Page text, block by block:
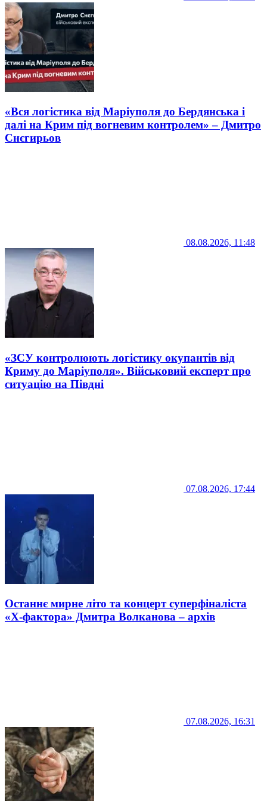
«Вся логістика від Маріуполя до Бердянська і
далі на Крим під вогневим контролем» – Дмитро
Снєгирьов
08.08.2026, 11:48
«ЗСУ контролюють логістику окупантів від
Криму до Маріуполя». Військовий експерт про
ситуацію на Півдні
07.08.2026, 17:44
Останнє мирне літо та концерт суперфіналіста
«Х-фактора» Дмитра Волканова – архів
07.08.2026, 16:31